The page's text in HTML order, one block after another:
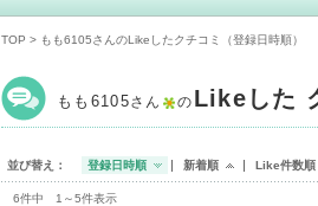
TOP > もも6105さんのLikeしたクチコミ（登録日時順）
もも6105さん の Likeした
並び替え： 登録日時順 新着順 Like件数順
6件中 1～5件表示